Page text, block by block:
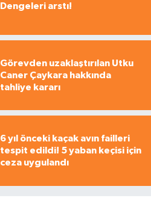
Dengeleri arstı!
Görevden uzaklaştırılan Utku
Caner Çaykara hakkında
tahliye kararı
6 yıl önceki kaçak avın failleri
tespit edildi! 5 yaban keçisi için
ceza uygulandı